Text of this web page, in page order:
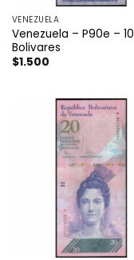
VENEZUELA
Venezuela – P90e – 10
Bolivares
$1.500